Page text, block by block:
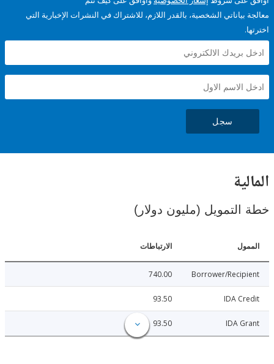
الشخصية، بالقدر اللازم، للاشتراك في النشرات الإخبارية التي
(مليون دولار)
الارتباطات
Borrower/
740.00
IDA
IDA